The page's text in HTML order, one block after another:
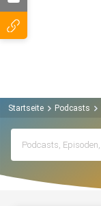
Startseite Podcasts